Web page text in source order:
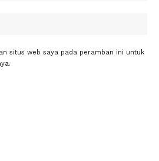
situs web saya pada peramban ini untuk